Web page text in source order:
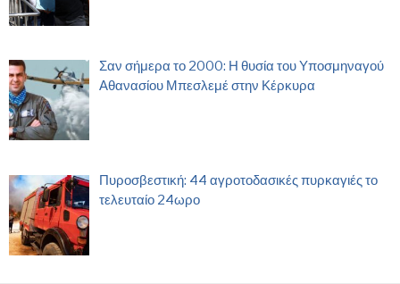
Σαν σήμερα το 2000: Η θυσία του Υποσμηναγού
Αθανασίου Μπεσλεμέ στην Κέρκυρα
Πυροσβεστική: 44 αγροτοδασικές πυρκαγιές το
τελευταίο 24ωρο